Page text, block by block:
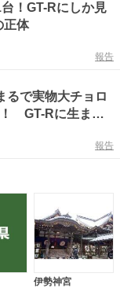
！GT-Rにしか見
正体
報告
るで実物大チョロ
GT-Rに生まれ
場者の視線を釘
報告
伊勢神宮